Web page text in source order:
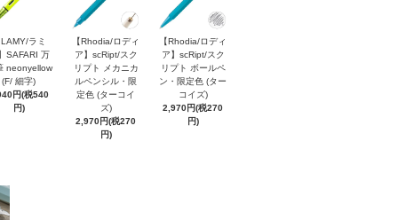
ラミ
SAFARI 万
neonyellow
(F/ 細字)
円(税540
円)
【Rhodia/ロディ
ア】scRipt/スク
リプト メカニカ
ルペンシル・限
定色 (ターコイ
ズ)
2,970円(税270
円)
【Rhodia/ロディ
ア】scRipt/スク
リプト ボールペ
ン・限定色 (ター
コイズ)
2,970円(税270
円)